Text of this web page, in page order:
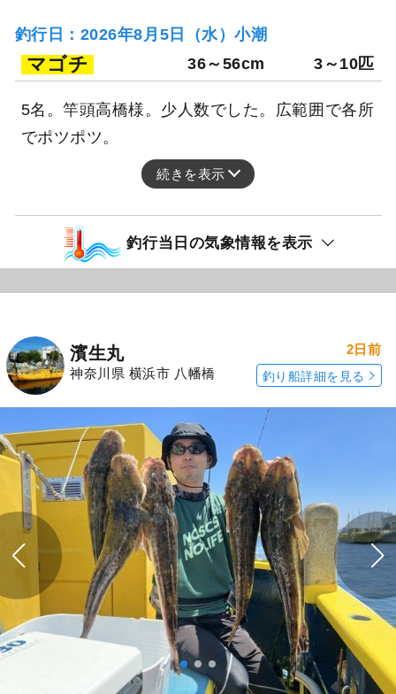
釣行日：2026年8月5日（水）小潮
マゴチ 36～56cm 3～10匹
5名。竿頭高橋様。少人数でした。広範囲で各所
でポツポツ。
続きを表示
釣行当日の気象情報を表示
濱生丸
神奈川県 横浜市 八幡橋
2日前
釣り船詳細を見る